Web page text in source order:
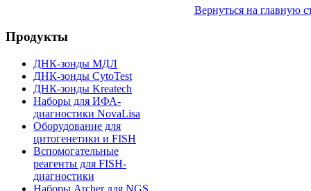
Вернуться на главную
Продукты
ДНК-зонды МДЛ
ДНК-зонды CytoTest
ДНК-зонды Kreatech
Наборы для ИФА-
диагностики NovaLisa
Оборудование для
цитогенетики и FISH
Вспомогательные
реагенты для FISH-
диагностики